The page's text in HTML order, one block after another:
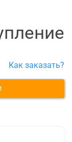
Как заказать?